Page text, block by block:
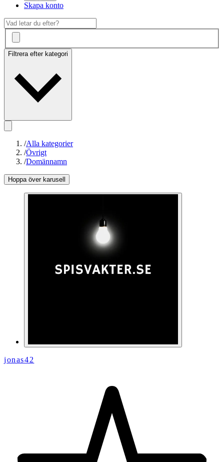
Skapa konto
Filtrera efter kategori
/Alla kategorier
/Övrigt
/Domännamn
Hoppa över karusell
jonas42